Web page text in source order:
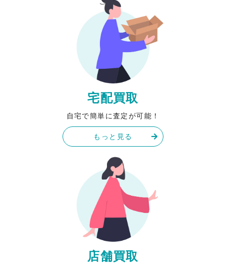
宅配買取
自宅で簡単に査定が可能！
もっと見る
店舗買取